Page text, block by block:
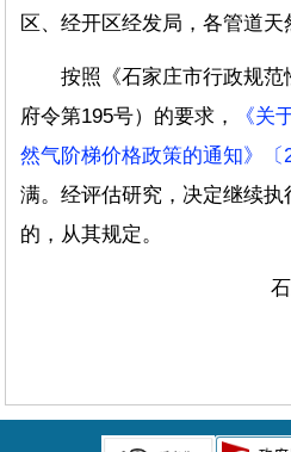
区、经开区经发局，各管道天
按照《石家庄市行政规
府令第195号）的要求，
《关
然气阶梯价格政策的通知》〔
满。经评估研究，决定继续
的，从其规定。